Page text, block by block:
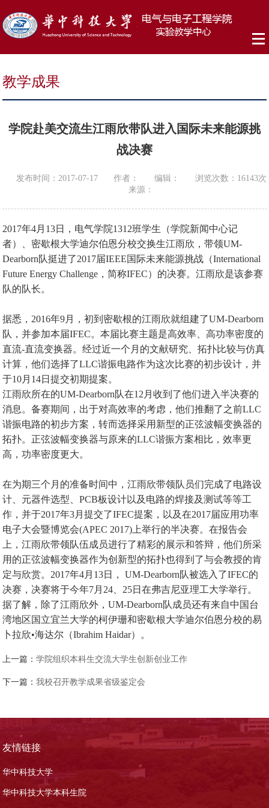
教学成果
学院赴美交流生江雨欣带队进入国际未来能源挑
战决赛
发布时间：2017-07-17 作者： 编辑： 浏览次数： 16143次
来源：
2017年4月13日，电气学院1312班学生（学院新闻中心记
者）、密歇根大学迪尔伯恩分校交换生江雨欣，带领UM-
Dearborn队挺进了2017届IEEE国际未来能源挑战（International
Future Energy Challenge，简称IFEC）的决赛。江雨欣是该参赛
队的队长。
据悉，2016年9月，初到密歇根的江雨欣就组建了UM-Dearborn
队，并参加本届IFEC。本届比赛主题是高效率、高功率密度的
直流-直流变换器。经过近一个月的文献研究、拓扑比较与仿真
计算，他们选择了LLC谐振电路作为这次比赛的初步设计，并
于10月14日提交初期提案。
江雨欣所在的UM-Dearborn队在12月收到了他们进入半决赛的
消息。备赛期间，出于对高效率的考虑，他们推翻了之前LLC
谐振电路的初步方案，转而选择采用新型的正弦波幅变换器的
拓扑。正弦波幅变换器与原来的LLC谐振方案相比，效率更
高，功率密度更大。
在为期三个月的准备时间中，江雨欣带领队员们完成了电路设
计、元器件选型、PCB板设计以及电路的焊接及测试等等工
作，并于2017年3月提交了IFEC提案，以及在2017届应用功率
电子大会暨博览会(APEC 2017)上举行的半决赛。在报告会
上，江雨欣带领队伍成员进行了精彩的展示和答辩，他们所采
用的正弦波幅变换器作为创新型的拓扑也得到了与会教授的肯
定与欣赏。2017年4月13日， UM-Dearborn队被选入了IFEC的
决赛，决赛将于今年7月24、25日在弗吉尼亚理工大学举行。
据了解，除了江雨欣外，UM-Dearborn队成员还有来自中国台
湾地区国立宜兰大学的柯伊珊和密歇根大学迪尔伯恩分校的易
卜拉欣•海达尔（Ibrahim Haidar）。
上一篇：学院组织本科生交流大学生创新创业工作
下一篇：我校召开教学成果省级鉴定会
友情链接
华中科技大学
华中科技大学本科生院